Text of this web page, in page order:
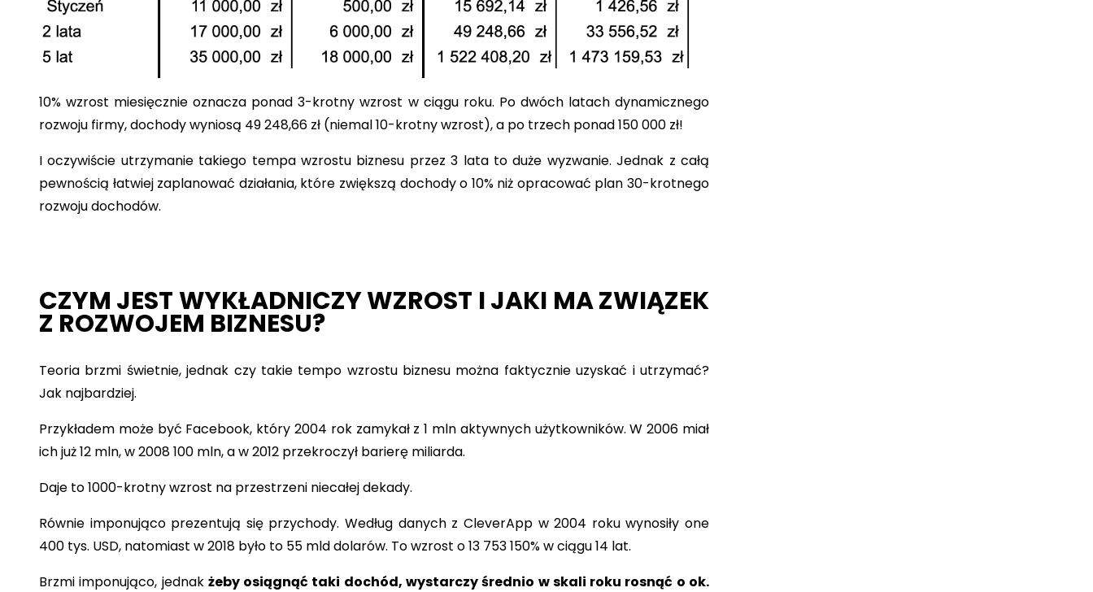
10% wzrost miesięcznie oznacza ponad 3-krotny wzrost w ciągu roku. Po dwóch latach dynamicznego
rozwoju firmy, dochody wyniosą 49 248,66 zł (niemal 10-krotny wzrost), a po trzech ponad 150 000 zł!
I oczywiście utrzymanie takiego tempa wzrostu biznesu przez 3 lata to duże wyzwanie. Jednak z całą
pewnością łatwiej zaplanować działania, które zwiększą dochody o 10% niż opracować plan 30-krotnego
rozwoju dochodów.
CZYM JEST WYKŁADNICZY WZROST I JAKI MA ZWIĄZEK
Z ROZWOJEM BIZNESU?
Teoria brzmi świetnie, jednak czy takie tempo wzrostu biznesu można faktycznie uzyskać i utrzymać?
Jak najbardziej.
Przykładem może być Facebook, który 2004 rok zamykał z 1 mln aktywnych użytkowników. W 2006 miał
ich już 12 mln, w 2008 100 mln, a w 2012 przekroczył barierę miliarda.
Daje to 1000-krotny wzrost na przestrzeni niecałej dekady.
Równie imponująco prezentują się przychody. Według danych z CleverApp w 2004 roku wynosiły one
400 tys. USD, natomiast w 2018 było to 55 mld dolarów. To wzrost o 13 753 150% w ciągu 14 lat.
Brzmi imponująco, jednak żeby osiągnąć taki dochód, wystarczy średnio w skali roku rosnąć o ok.